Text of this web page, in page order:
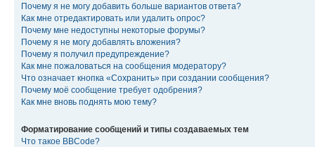
Почему я не могу добавить больше вариантов ответа?
Как мне отредактировать или удалить опрос?
Почему мне недоступны некоторые форумы?
Почему я не могу добавлять вложения?
Почему я получил предупреждение?
Как мне пожаловаться на сообщения модератору?
Что означает кнопка «Сохранить» при создании сообщения?
Почему моё сообщение требует одобрения?
Как мне вновь поднять мою тему?
Форматирование сообщений и типы создаваемых тем
Что такое BBCode?